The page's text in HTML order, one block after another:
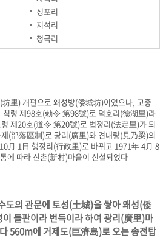
성포리
지석리
청곡리
里) 개편으로 왜성방(倭城坊)이었으나, 고종
령 제98호(勅令 第98號)로 덕호리(德湖里)라
제20호(道令 第20號)로 법정리(法定里)가 되
(部落區制)로 광리(廣里)와 견내량(見乃梁)의
月 1日 행정리(行政里)로 바뀌고 1971年 4月 8
에 따라 신촌(新村)마을이 신설되었다
도의 관문에 토성(土城)을 쌓아 왜성(倭
들판이라 번득이라 하여 광리(廣里)마
560m에 거제도(巨濟島)로 오는 송전탑